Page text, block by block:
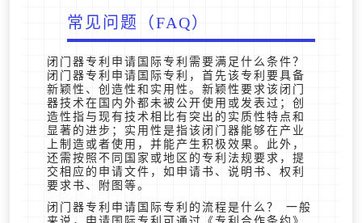
常见问题（FAQ）
闭门器专利申请国际专利需要满足什么条件？
闭门器专利申请国际专利，首先该专利要具备
新颖性、创造性和实用性。新颖性要求该闭门
器技术在国内外都未被公开使用或发表过；创
造性指与现有技术相比有突出的实质性特点和
显著的进步；实用性是指该闭门器能够在产业
上制造或者使用，并能产生积极效果。此外，
还需按照不同国家或地区的专利法规要求，提
交相应的申请文件，如申请书、说明书、权利
要求书、附图等。
闭门器专利申请国际专利的流程是什么？ 一般